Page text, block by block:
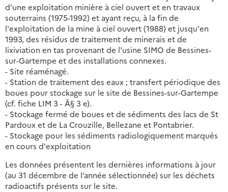
d'une exploitation minière à ciel ouvert et en travaux
souterrains (1975-1992) et ayant reçu, à la fin de
l'exploitation de la mine à ciel ouvert (1988) et jusqu'en
1993, des résidus de traitement de minerais et de
lixiviation en tas provenant de l'usine SIMO de Bessines-
sur-Gartempe et des installations connexes.
- Site réaménagé.
- Station de traitement des eaux ; transfert périodique des
boues pour stockage sur le site de Bessines-sur-Gartempe
(cf. fiche LIM 3 - Â§ 3 e).
- Stockage fermé de boues et de sédiments des lacs de St
Pardoux et de La Crouzille, Bellezane et Pontabrier.
- Stockage pour les sédiments radiologiquement marqués
en cours d'exploitation
Les données présentent les dernières informations à jour
(au 31 décembre de l’année sélectionnée) sur les déchets
radioactifs présents sur le site.